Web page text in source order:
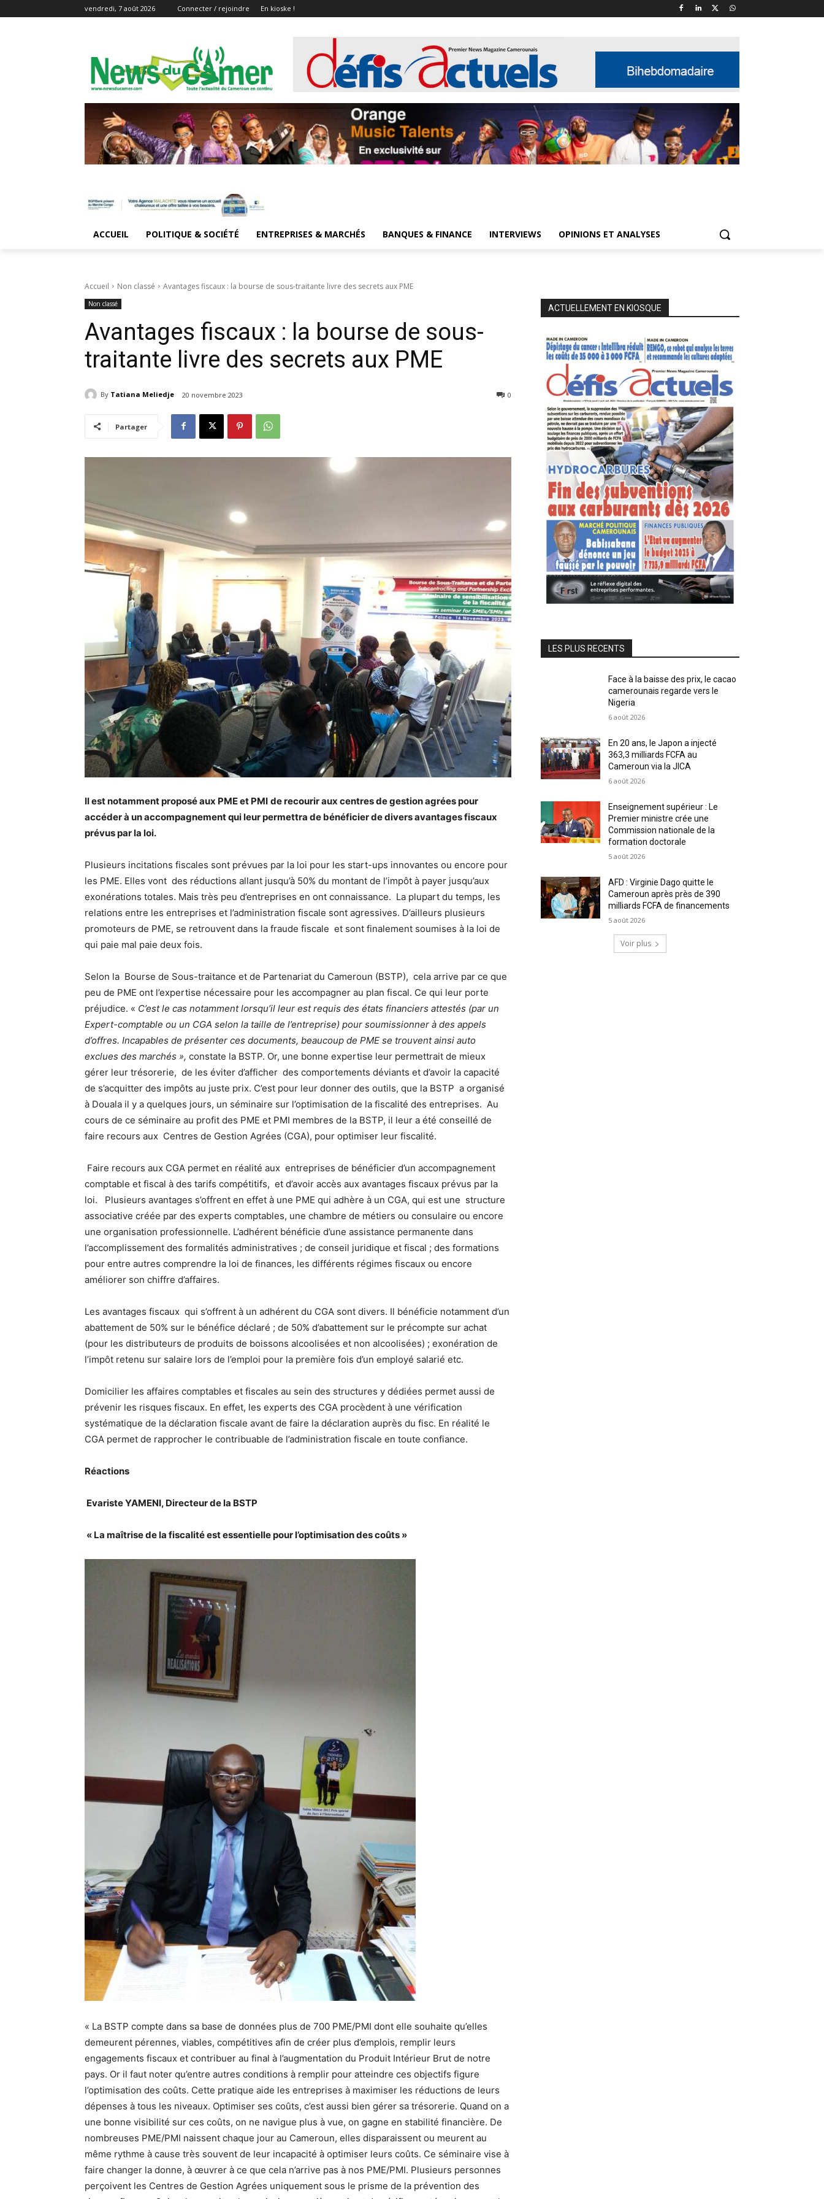
vendredi, 7 août 2026 Connecter / rejoindre En kioske !
ACCUEIL POLITIQUE & SOCIÉTÉ ENTREPRISES & MARCHÉS BANQUES & FINANCE INTERVIEWS OPINIONS ET ANALYSES
Accueil Non classé Avantages fiscaux : la bourse de sous-traitante livre des secrets aux PME
Non classé
Avantages fiscaux : la bourse de sous-
traitante livre des secrets aux PME
By Tatiana Meliedje 20 novembre 2023 0
Partager
Il est notamment proposé aux PME et PMI de recourir aux centres de gestion agrées pour
accéder à un accompagnement qui leur permettra de bénéficier de divers avantages fiscaux
prévus par la loi.
Plusieurs incitations fiscales sont prévues par la loi pour les start-ups innovantes ou encore pour
les PME. Elles vont des réductions allant jusqu’à 50% du montant de l’impôt à payer jusqu’aux
exonérations totales. Mais très peu d’entreprises en ont connaissance. La plupart du temps, les
relations entre les entreprises et l’administration fiscale sont agressives. D’ailleurs plusieurs
promoteurs de PME, se retrouvent dans la fraude fiscale et sont finalement soumises à la loi de
qui paie mal paie deux fois.
Selon la Bourse de Sous-traitance et de Partenariat du Cameroun (BSTP), cela arrive par ce que
peu de PME ont l’expertise nécessaire pour les accompagner au plan fiscal. Ce qui leur porte
préjudice. « C’est le cas notamment lorsqu’il leur est requis des états financiers attestés (par un
Expert-comptable ou un CGA selon la taille de l’entreprise) pour soumissionner à des appels
d’offres. Incapables de présenter ces documents, beaucoup de PME se trouvent ainsi auto
exclues des marchés », constate la BSTP. Or, une bonne expertise leur permettrait de mieux
gérer leur trésorerie, de les éviter d’afficher des comportements déviants et d’avoir la capacité
de s’acquitter des impôts au juste prix. C’est pour leur donner des outils, que la BSTP a organisé
à Douala il y a quelques jours, un séminaire sur l’optimisation de la fiscalité des entreprises. Au
cours de ce séminaire au profit des PME et PMI membres de la BSTP, il leur a été conseillé de
faire recours aux Centres de Gestion Agrées (CGA), pour optimiser leur fiscalité.
Faire recours aux CGA permet en réalité aux entreprises de bénéficier d’un accompagnement
comptable et fiscal à des tarifs compétitifs, et d’avoir accès aux avantages fiscaux prévus par la
loi. Plusieurs avantages s’offrent en effet à une PME qui adhère à un CGA, qui est une structure
associative créée par des experts comptables, une chambre de métiers ou consulaire ou encore
une organisation professionnelle. L’adhérent bénéficie d’une assistance permanente dans
l’accomplissement des formalités administratives ; de conseil juridique et fiscal ; des formations
pour entre autres comprendre la loi de finances, les différents régimes fiscaux ou encore
améliorer son chiffre d’affaires.
Les avantages fiscaux qui s’offrent à un adhérent du CGA sont divers. Il bénéficie notamment d’un
abattement de 50% sur le bénéfice déclaré ; de 50% d’abattement sur le précompte sur achat
(pour les distributeurs de produits de boissons alcoolisées et non alcoolisées) ; exonération de
l’impôt retenu sur salaire lors de l’emploi pour la première fois d’un employé salarié etc.
Domicilier les affaires comptables et fiscales au sein des structures y dédiées permet aussi de
prévenir les risques fiscaux. En effet, les experts des CGA procèdent à une vérification
systématique de la déclaration fiscale avant de faire la déclaration auprès du fisc. En réalité le
CGA permet de rapprocher le contribuable de l’administration fiscale en toute confiance.
Réactions
Evariste YAMENI, Directeur de la BSTP
« La maîtrise de la fiscalité est essentielle pour l’optimisation des coûts »
« La BSTP compte dans sa base de données plus de 700 PME/PMI dont elle souhaite qu’elles
demeurent pérennes, viables, compétitives afin de créer plus d’emplois, remplir leurs
engagements fiscaux et contribuer au final à l’augmentation du Produit Intérieur Brut de notre
pays. Or il faut noter qu’entre autres conditions à remplir pour atteindre ces objectifs figure
l’optimisation des coûts. Cette pratique aide les entreprises à maximiser les réductions de leurs
dépenses à tous les niveaux. Optimiser ses coûts, c’est aussi bien gérer sa trésorerie. Quand on a
une bonne visibilité sur ces coûts, on ne navigue plus à vue, on gagne en stabilité financière. De
nombreuses PME/PMI naissent chaque jour au Cameroun, elles disparaissent ou meurent au
même rythme à cause très souvent de leur incapacité à optimiser leurs coûts. Ce séminaire vise à
faire changer la donne, à œuvrer à ce que cela n’arrive pas à nos PME/PMI. Plusieurs personnes
perçoivent les Centres de Gestion Agrées uniquement sous le prisme de la prévention des
ACTUELLEMENT EN KIOSQUE
LES PLUS RECENTS
Face à la baisse des prix, le cacao
camerounais regarde vers le
Nigeria
6 août 2026
En 20 ans, le Japon a injecté
363,3 milliards FCFA au
Cameroun via la JICA
6 août 2026
Enseignement supérieur : Le
Premier ministre crée une
Commission nationale de la
formation doctorale
5 août 2026
AFD : Virginie Dago quitte le
Cameroun après près de 390
milliards FCFA de financements
5 août 2026
Voir plus